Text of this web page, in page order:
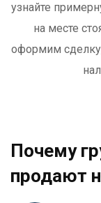
узнайте
на месте
оформим
Почему
продают